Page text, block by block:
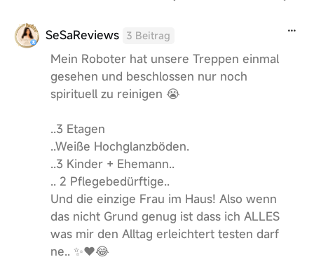
SeSaReviews 3 Beitrag
Mein Roboter hat unsere Treppen einmal
gesehen und beschlossen nur noch
spirituell zu reinigen 😭
..3 Etagen
..Weiße Hochglanzböden.
..3 Kinder + Ehemann..
.. 2 Pflegebedürftige..
Und die einzige Frau im Haus! Also wenn
das nicht Grund genug ist dass ich ALLES
was mir den Alltag erleichtert testen darf
ne.. ✨❤️😂